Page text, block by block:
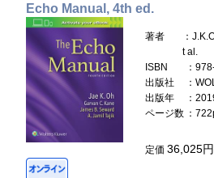
Echo Manual, 4th ed.
著者
：
t al.
ISBN
：
出版社
：
出版年
：
ページ数 ：
定価36,025円